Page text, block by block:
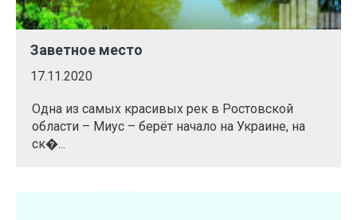
Заветное место
17.11.2020
Одна из самых красивых рек в Ростовской
области – Миус – берёт начало на Украине, на
ск�...